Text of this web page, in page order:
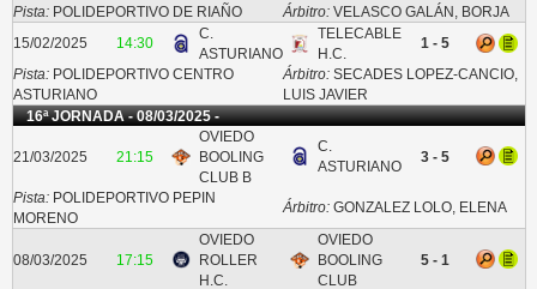
Pista:POLIDEPORTIVO DE RIAÑO Árbitro:VELASCO GALÁN, BORJA
15/02/2025
14:30
C.
ASTURIANO
TELECABLE
H.C.
1 - 5
Pista:POLIDEPORTIVO CENTRO
ASTURIANO
Árbitro:SECADES LOPEZ-CANCIO,
LUIS JAVIER
16ª JORNADA - 08/03/2025 -
21/03/2025 21:15
OVIEDO
BOOLING
CLUB B
C.
ASTURIANO
3 - 5
Pista:POLIDEPORTIVO PEPIN
MORENO
Árbitro:GONZALEZ LOLO, ELENA
08/03/2025 17:15
OVIEDO
ROLLER
H.C.
OVIEDO
BOOLING
CLUB
5 - 1